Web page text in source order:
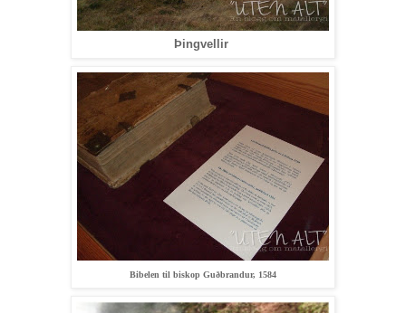
Þingvellir
Bibelen til biskop Guðbrandur, 1584